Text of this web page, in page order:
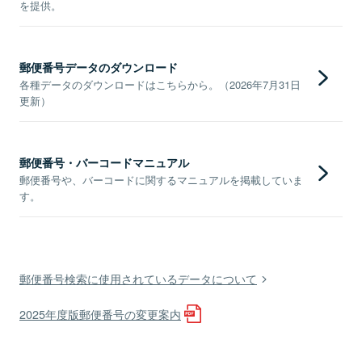
を提供。
郵便番号データのダウンロード
各種データのダウンロードはこちらから。（2026年7月31日
更新）
郵便番号・バーコードマニュアル
郵便番号や、バーコードに関するマニュアルを掲載していま
す。
郵便番号検索に使用されているデータについて
2025年度版郵便番号の変更案内